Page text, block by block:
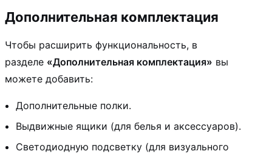
Дополнительная комплектация
Чтобы расширить функциональность, в
разделе «Дополнительная комплектация» вы
можете добавить:
Дополнительные полки.
Выдвижные ящики (для белья и аксессуаров).
Светодиодную подсветку (для визуального